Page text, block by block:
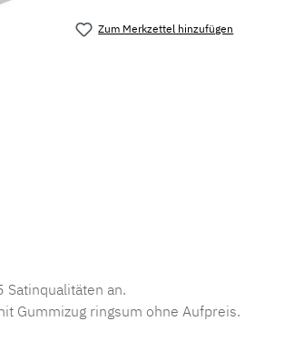
Zum Merkzettel hinzufügen
Satinqualitäten an.
Gummizug ringsum ohne Aufpreis.